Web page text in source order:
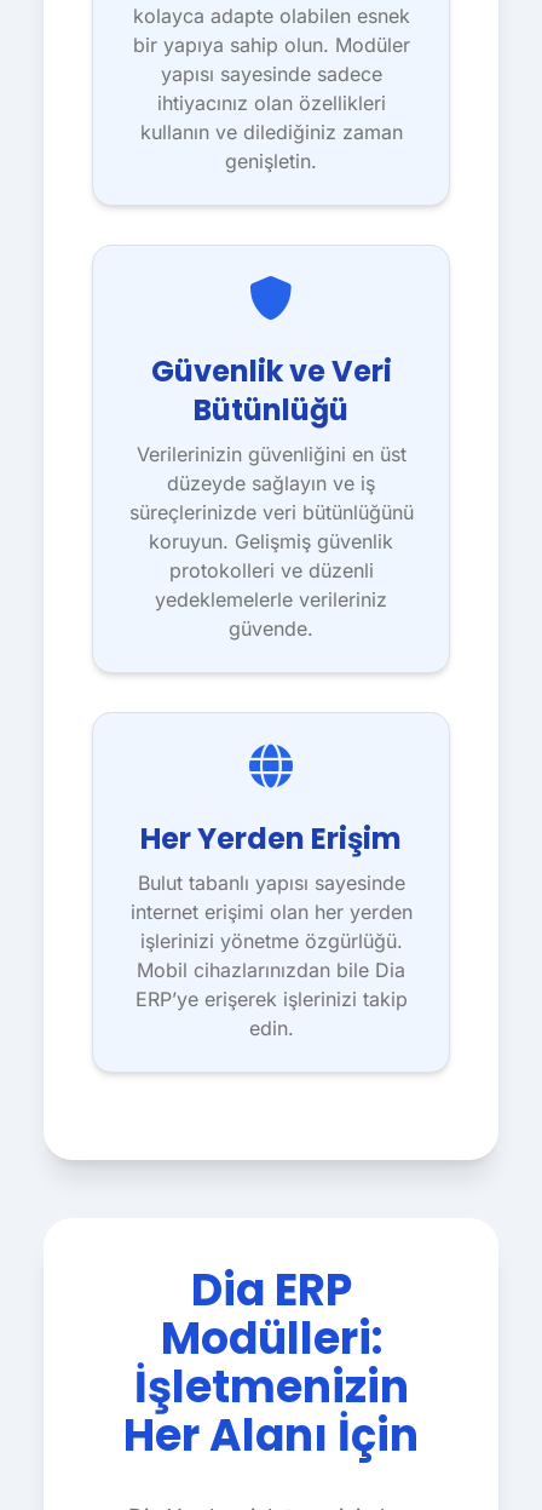
kolayca adapte olabilen esnek
bir yapıya sahip olun. Modüler
yapısı sayesinde sadece
ihtiyacınız olan özellikleri
kullanın ve dilediğiniz zaman
genişletin.
Güvenlik ve Veri
Bütünlüğü
Verilerinizin güvenliğini en üst
düzeyde sağlayın ve iş
süreçlerinizde veri bütünlüğünü
koruyun. Gelişmiş güvenlik
protokolleri ve düzenli
yedeklemelerle verileriniz
güvende.
Her Yerden Erişim
Bulut tabanlı yapısı sayesinde
internet erişimi olan her yerden
işlerinizi yönetme özgürlüğü.
Mobil cihazlarınızdan bile Dia
ERP’ye erişerek işlerinizi takip
edin.
Dia ERP
Modülleri:
İşletmenizin
Her Alanı İçin